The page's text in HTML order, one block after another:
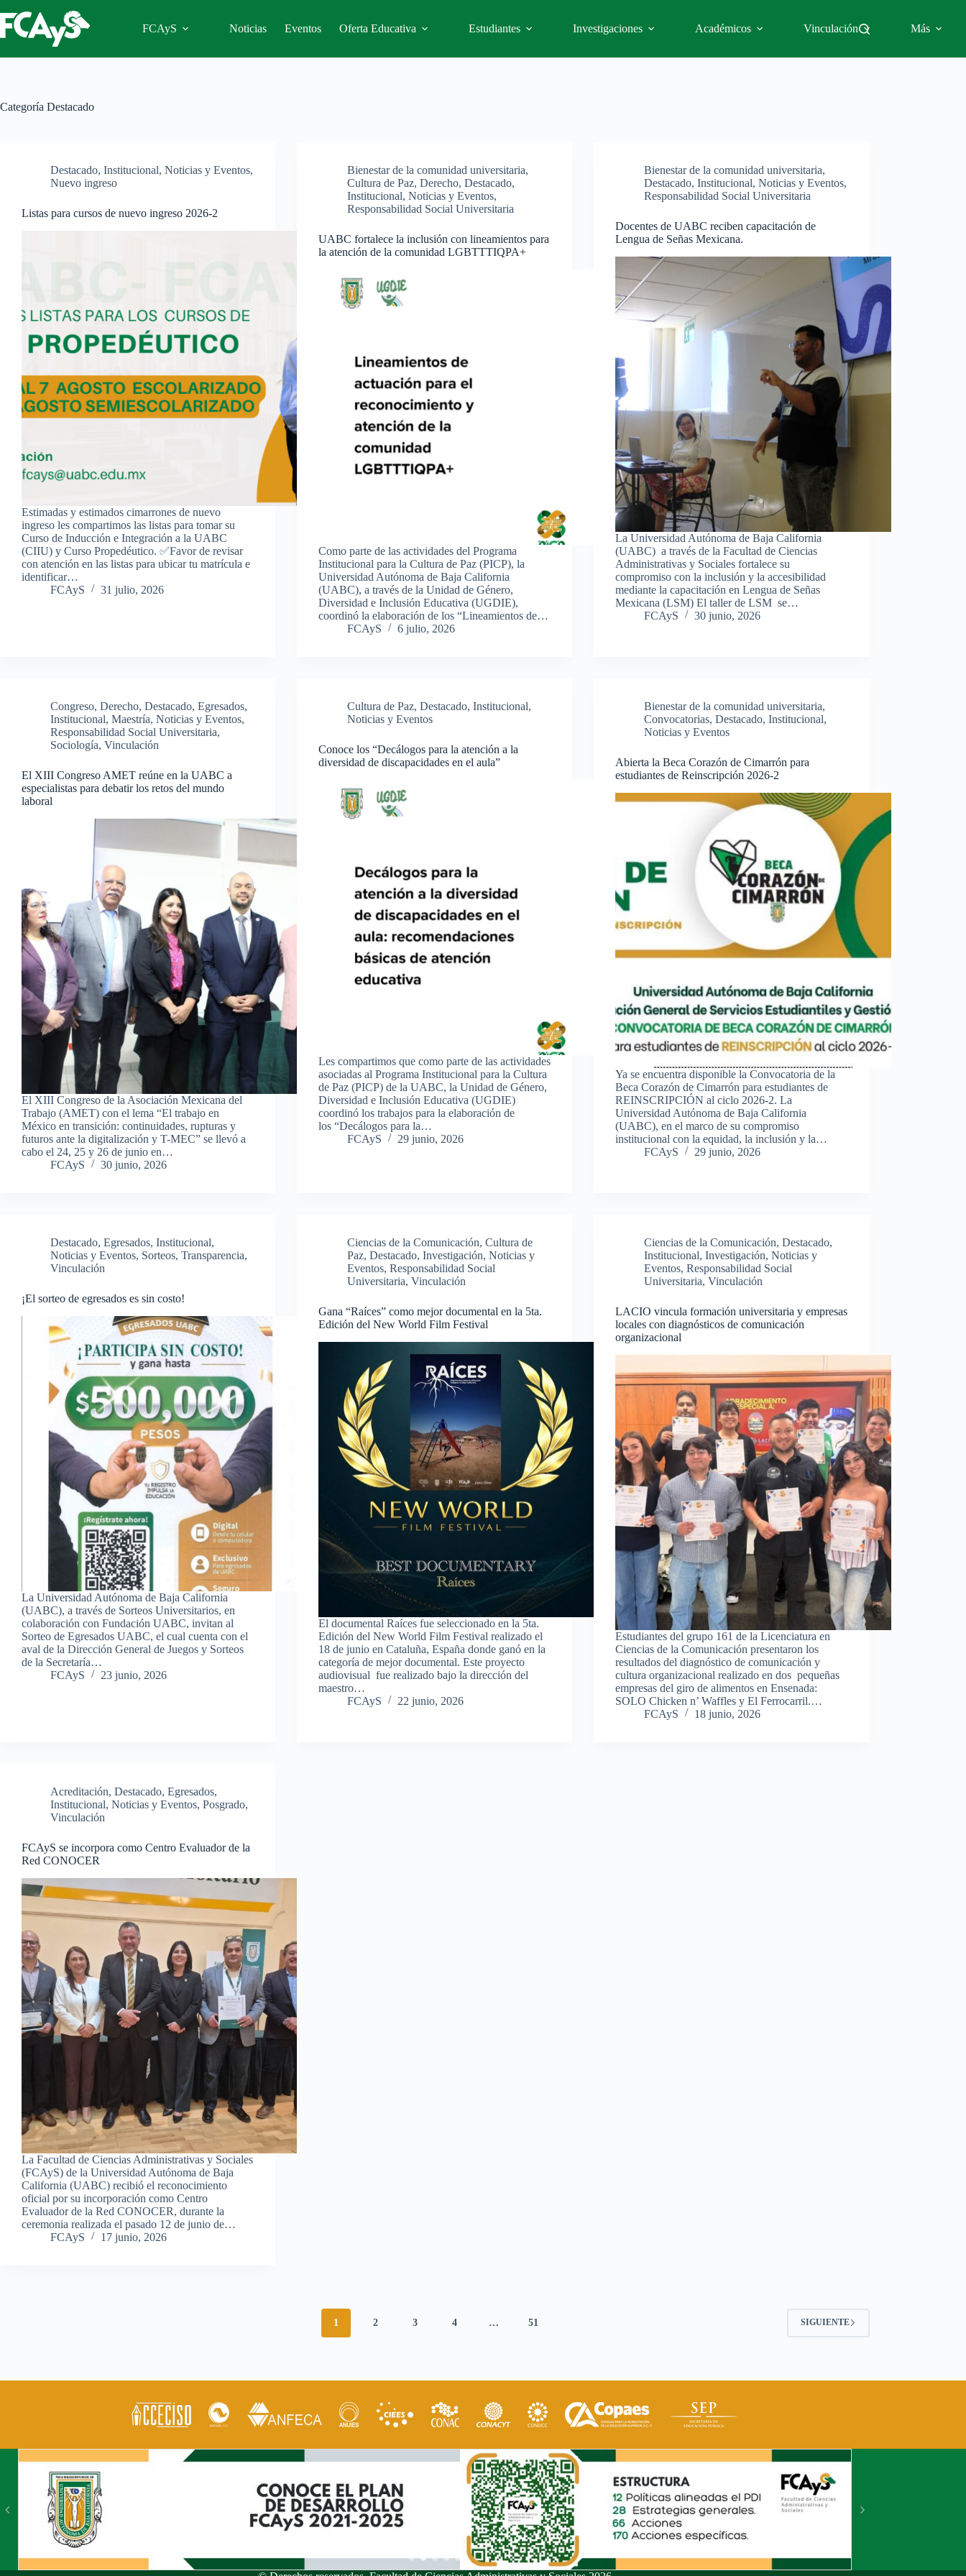
al
contenido
FCAyS Noticias Eventos Oferta Educativa Estudiantes Investigaciones Académicos Vinculación Más
Categoría Destacado
Destacado, Institucional, Noticias y Eventos,
Nuevo ingreso
Listas para cursos de nuevo ingreso 2026-2
Estimadas y estimados cimarrones de nuevo
ingreso les compartimos las listas para tomar su
Curso de Inducción e Integración a la UABC
(CIIU) y Curso Propedéutico. ✅Favor de revisar
con atención en las listas para ubicar tu matrícula e
identificar…
FCAyS
31 julio, 2026
Bienestar de la comunidad universitaria,
Cultura de Paz,Derecho,Destacado,
Institucional,Noticias y Eventos,
Responsabilidad Social Universitaria
UABC fortalece la inclusión con lineamientos para
la atención de la comunidad LGBTTTIQPA+
Como parte de las actividades del Programa
Institucional para la Cultura de Paz (PICP), la
Universidad Autónoma de Baja California
(UABC), a través de la Unidad de Género,
Diversidad e Inclusión Educativa (UGDIE),
coordinó la elaboración de los “Lineamientos de…
FCAyS
6 julio, 2026
Bienestar de la comunidad universitaria,
Destacado,Institucional,Noticias y Eventos,
Responsabilidad Social Universitaria
Docentes de UABC reciben capacitación de
Lengua de Señas Mexicana.
La Universidad Autónoma de Baja California
(UABC) a través de la Facultad de Ciencias
Administrativas y Sociales fortalece su
compromiso con la inclusión y la accesibilidad
mediante la capacitación en Lengua de Señas
Mexicana (LSM) El taller de LSM se…
FCAyS
30 junio, 2026
Congreso, Derecho, Destacado, Egresados,
Institucional, Maestría, Noticias y Eventos,
Responsabilidad Social Universitaria,
Sociología, Vinculación
El XIII Congreso AMET reúne en la UABC a
especialistas para debatir los retos del mundo
laboral
El XIII Congreso de la Asociación Mexicana del
Trabajo (AMET) con el lema “El trabajo en
México en transición: continuidades, rupturas y
futuros ante la digitalización y T-MEC” se llevó a
cabo el 24, 25 y 26 de junio en…
FCAyS
30 junio, 2026
Cultura de Paz,Destacado,Institucional,
Noticias y Eventos
Conoce los “Decálogos para la atención a la
diversidad de discapacidades en el aula”
Les compartimos que como parte de las actividades
asociadas al Programa Institucional para la Cultura
de Paz (PICP) de la UABC, la Unidad de Género,
Diversidad e Inclusión Educativa (UGDIE)
coordinó los trabajos para la elaboración de
los “Decálogos para la…
FCAyS
29 junio, 2026
Bienestar de la comunidad universitaria,
Convocatorias,Destacado,Institucional,
Noticias y Eventos
Abierta la Beca Corazón de Cimarrón para
estudiantes de Reinscripción 2026-2
Ya se encuentra disponible la Convocatoria de la
Beca Corazón de Cimarrón para estudiantes de
REINSCRIPCIÓN al ciclo 2026-2. La
Universidad Autónoma de Baja California
(UABC), en el marco de su compromiso
institucional con la equidad, la inclusión y la…
FCAyS
29 junio, 2026
Destacado, Egresados, Institucional,
Noticias y Eventos, Sorteos, Transparencia,
Vinculación
¡El sorteo de egresados es sin costo!
La Universidad Autónoma de Baja California
(UABC), a través de Sorteos Universitarios, en
colaboración con Fundación UABC, invitan al
Sorteo de Egresados UABC, el cual cuenta con el
aval de la Dirección General de Juegos y Sorteos
de la Secretaría…
FCAyS
23 junio, 2026
Ciencias de la Comunicación,Cultura de
Paz,Destacado,Investigación,Noticias y
Eventos,Responsabilidad Social
Universitaria,Vinculación
Gana “Raíces” como mejor documental en la 5ta.
Edición del New World Film Festival
El documental Raíces fue seleccionado en la 5ta.
Edición del New World Film Festival realizado el
18 de junio en Cataluña, España donde ganó en la
categoría de mejor documental. Este proyecto
audiovisual fue realizado bajo la dirección del
maestro…
FCAyS
22 junio, 2026
Ciencias de la Comunicación,Destacado,
Institucional,Investigación,Noticias y
Eventos,Responsabilidad Social
Universitaria,Vinculación
LACIO vincula formación universitaria y empresas
locales con diagnósticos de comunicación
organizacional
Estudiantes del grupo 161 de la Licenciatura en
Ciencias de la Comunicación presentaron los
resultados del diagnóstico de comunicación y
cultura organizacional realizado en dos pequeñas
empresas del giro de alimentos en Ensenada:
SOLO Chicken n’ Waffles y El Ferrocarril.…
FCAyS
18 junio, 2026
Acreditación, Destacado, Egresados,
Institucional, Noticias y Eventos, Posgrado,
Vinculación
FCAyS se incorpora como Centro Evaluador de la
Red CONOCER
La Facultad de Ciencias Administrativas y Sociales
(FCAyS) de la Universidad Autónoma de Baja
California (UABC) recibió el reconocimiento
oficial por su incorporación como Centro
Evaluador de la Red CONOCER, durante la
ceremonia realizada el pasado 12 de junio de…
FCAyS
17 junio, 2026
1 2 3 4 … 51 SIGUIENTE